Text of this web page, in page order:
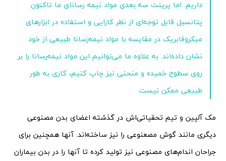
داریم. اما پرینت سه بعدی مواد نیمه رسانای ما تاکنون
پتانسیل قابل توجه‌ای از نظر کارایی و استفاده در ابزارهای
میکروفابریک در مقایسه با مواد نیمه‌زسانا طبیعی از خود
نشان داده‌اند. به علاوه ما می‌توانیم این مواد نیمه‌رسانا را بر
روی سطوح خمیده و منحنی نیز چاپ کنیم، کاری به طور
طبیعی ممکن نیست.
مک آلپین و تیم تحقیاتی‌اش در گذشته اعضای بدن مصنوعی
دیگری مانند گوش مصعنوعی را نیز ساخته‌اند. آنها همچنین برای
جراحان اندام‌های مصنوعی نیز تولید کرده تا آنها را در بدن بیماران